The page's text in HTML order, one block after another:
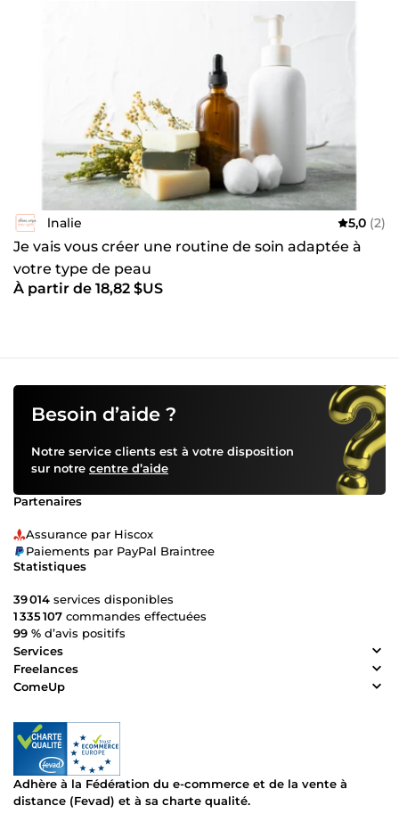
lnalie 5,0 (2)
Je vais vous créer une routine de soin adaptée à
votre type de peau
À partir de 18,82 $US
Besoin d’aide ?
Notre service clients est à votre disposition
sur notre centre d’aide
Partenaires
Assurance par Hiscox
Paiements par PayPal Braintree
Statistiques
39 014 services disponibles
1 335 107 commandes effectuées
99 % d’avis positifs
Services
Freelances
ComeUp
Adhère à la Fédération du e-commerce et de la vente à
distance (Fevad) et à sa charte qualité.